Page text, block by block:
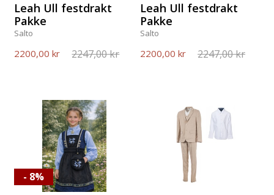
Leah Ull festdrakt
Pakke
Salto
2200,00 kr 2247,00 kr
Leah Ull festdrakt
Pakke
Salto
2200,00 kr 2247,00 kr
- 8%